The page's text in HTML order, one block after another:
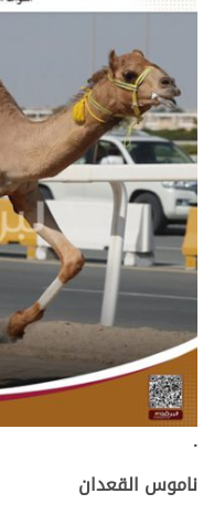
.
ناموس القعدان